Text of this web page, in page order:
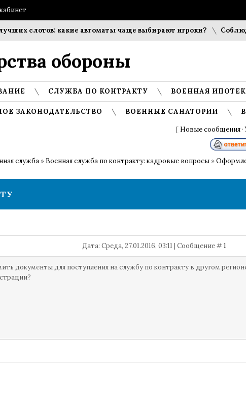
слотов: какие автоматы чаще выбирают игроки?
обороны
СЛУЖБА ПО КОНТРАКТУ ВОЕННАЯ
ЗАКОНОДАТЕЛЬСТВО ВОЕННЫЕ САНАТОРИИ
[ Новые сообщения ·
служба » Военная служба по контракту: кадровые вопросы »
Дата: Среда, 27.01.2016, 03:11 | Сообщение #1
документы для поступления на службу по контракту в другом